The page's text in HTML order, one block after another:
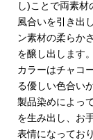
し)ことで両素
風合いを引き出
ン素材の柔らか
を醸し出します。
カラーはチャコ
る優しい色合い
製品染めによっ
を生み出し、お
表情になってお